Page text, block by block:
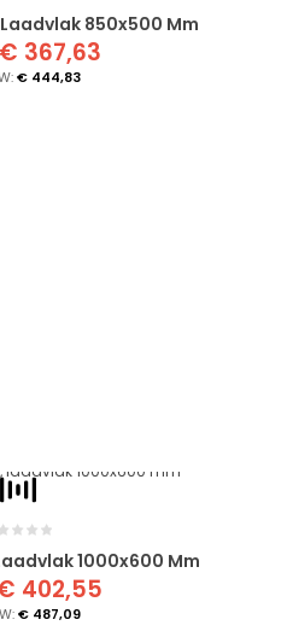
850x500 Mm
€ 444,83
€ 367,63
1000x600 Mm
€ 487,09
402,55